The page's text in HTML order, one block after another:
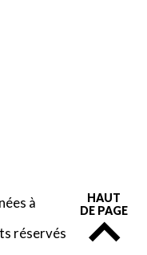
à
réservés
HAUT
DE PAGE